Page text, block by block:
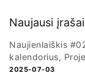
Naujausi įrašai
Naujienlaiškis
kalendorius,
2025-07-03